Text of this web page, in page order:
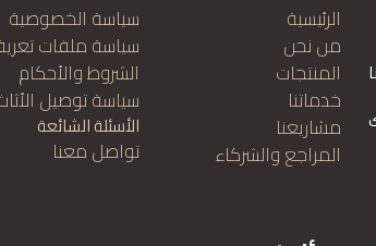
الرئيسية
من نحن
المنتجات
خدماتنا
مشاريعنا
المراجع والشركاء
سياسة الخصوصية
سياسة ملفات
الشروط والأحكام
سياسة توصيل
الأسئلة الشائعة
تواصل معنا